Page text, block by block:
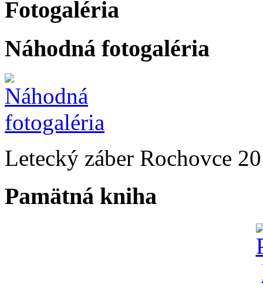
Fotogaléria
Náhodná fotogaléria
Letecký záber Rochovce
Pamätná kniha